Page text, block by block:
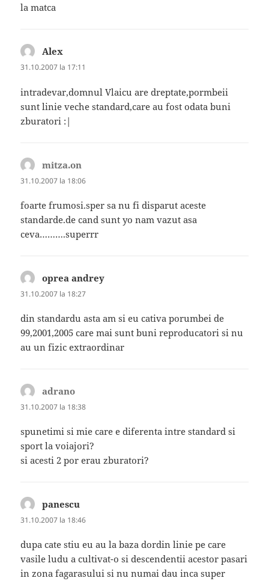
la matca
Alex
31.10.2007 la 17:11
intradevar,domnul Vlaicu are dreptate,pormbeii
sunt linie veche standard,care au fost odata buni
zburatori :|
mitza.on
31.10.2007 la 18:06
foarte frumosi.sper sa nu fi disparut aceste
standarde.de cand sunt yo nam vazut asa
ceva……….superrr
oprea andrey
31.10.2007 la 18:27
din standardu asta am si eu cativa porumbei de
99,2001,2005 care mai sunt buni reproducatori si nu
au un fizic extraordinar
adrano
31.10.2007 la 18:38
spunetimi si mie care e diferenta intre standard si
sport la voiajori?
si acesti 2 por erau zburatori?
panescu
31.10.2007 la 18:46
dupa cate stiu eu au la baza dordin linie pe care
vasile ludu a cultivat-o si descendentii acestor pasari
in zona fagarasului si nu numai dau inca super